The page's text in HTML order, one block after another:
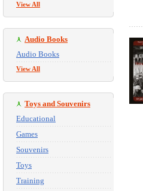
View All
Audio Books
Audio Books
View All
Toys and Souvenirs
Educational
Games
Souvenirs
Toys
Training